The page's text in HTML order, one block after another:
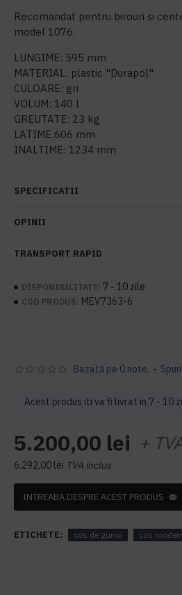
Recomandat pentru birouri si
model 1076.
LUNGIME: 595 mm
MATERIAL: plastic "Durapol"
CULOARE: gri
VOLUM: 140 l
GREUTATE: 23 kg
LATIME:606 mm
INALTIME: 1234 mm
SPECIFICATII
OPINII
TRANSPORT RAPID
DISPONIBILITATE: 7 - 10 zile
COD PRODUS: MEV7363-6
Acest produs iti va fi livrat in 7 - 10
Bazată pe 0 note. -
5.200,00 lei +
6.292,00 lei TVA inclus
INTREABA DESPRE ACEST PRODUS
ETICHETE: cos de gunoi cos